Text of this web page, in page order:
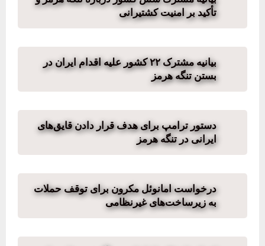
تأکید بر امنیت کشتیرانی
بیانیه مشترک ۲۲ کشور علیه اقدام ایران در
بستن تنگه هرمز
دستور ترامپ برای هدف قرار دادن قایق‌های
ایرانی در تنگه هرمز
درخواست امانوئل مکرون برای توقف حملات
به زیرساخت‌های غیرنظامی